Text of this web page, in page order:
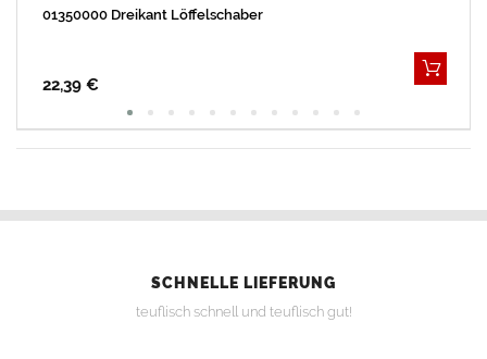
01350000 Dreikant Löffelschaber
22,39 €
SCHNELLE LIEFERUNG
teuflisch schnell und teuflisch gut!